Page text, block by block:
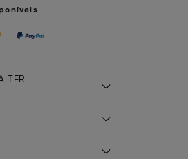
TER